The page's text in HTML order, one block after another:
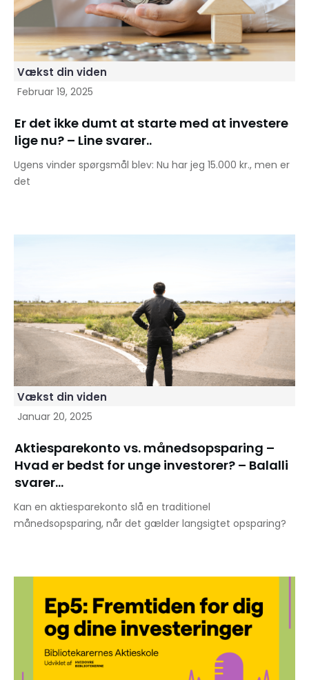
Vækst din viden
Februar 19, 2025
Er det ikke dumt at starte med at investere
lige nu? – Line svarer..
Ugens vinder spørgsmål blev: Nu har jeg 15.000 kr., men er
det
Vækst din viden
Januar 20, 2025
Aktiesparekonto vs. månedsopsparing –
Hvad er bedst for unge investorer? – Balalli
svarer…
Kan en aktiesparekonto slå en traditionel
månedsopsparing, når det gælder langsigtet opsparing?